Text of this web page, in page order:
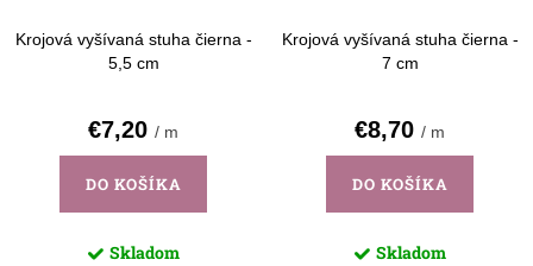
Krojová vyšívaná stuha čierna -
5,5 cm
€7,20 / m
DO KOŠÍKA
Skladom
Krojová vyšívaná stuha čierna -
7 cm
€8,70 / m
DO KOŠÍKA
Skladom